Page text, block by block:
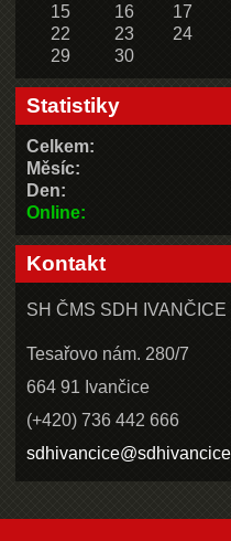
15
16 17
22
23 24
29
30
Statistiky
Online:
Celkem:
Měsíc:
Den:
Kontakt
SH ČMS SDH IVANČICE
Tesařovo nám. 280/7
664 91 Ivančice
(+420) 736 442 666